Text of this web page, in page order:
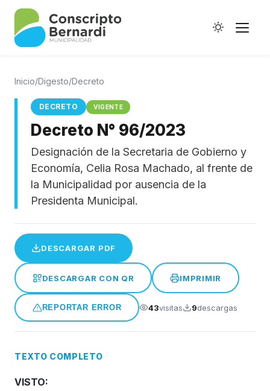
Historia
Galería de Ptes.
Horario de Colectivos
Autoridades
Digesto Municipal
Honorable Concejo Deliverante
Inicio/Digesto/Decreto
DECRETO VIGENTE
Decreto N° 96/2023
Designación de la Secretaria de Gobierno y
Economía, Celia Rosa Machado, al frente de
la Municipalidad por ausencia de la
Presidenta Municipal.
DESCARGAR PDF
DESCARGAR CON QR IMPRIMIR
REPORTAR ERROR 43visitas 9descargas
TEXTO COMPLETO
VISTO: